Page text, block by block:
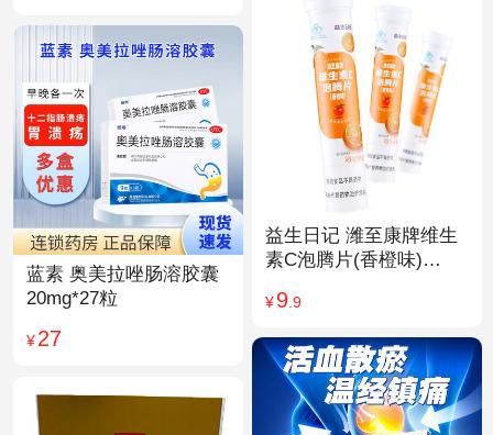
益生日记 潍至康牌维生
素C泡腾片(香橙味)
¥9.9
蓝素 奥美拉唑肠溶胶囊
20mg*27粒
¥27